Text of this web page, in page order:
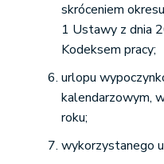
skróceniem
1 Ustawy z dnia
Kodeksem pracy;
urlopu
kalendarzowym,
roku;
wykorzystanego